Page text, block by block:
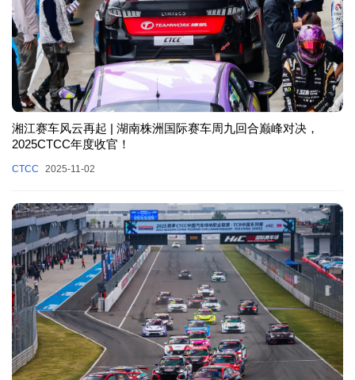
湘江赛车风云再起 | 湖南株洲国际赛车周九回合巅峰对决，
2025CTCC年度收官！
CTCC 2025-11-02